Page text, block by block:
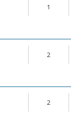
1
2
2